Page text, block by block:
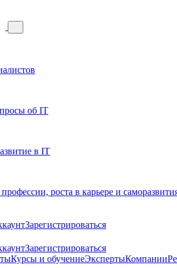
об IT
в IT
роста в карьере и
Зарегистрироваться
Зарегистрироваться
Курсы и обучениеЭкспертыКомпании